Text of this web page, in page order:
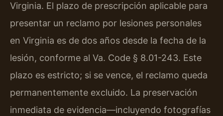
Virginia. El plazo de prescripción aplicable para
presentar un reclamo por lesiones personales
en Virginia es de dos años desde la fecha de la
lesión, conforme al Va. Code § 8.01-243. Este
plazo es estricto; si se vence, el reclamo queda
permanentemente excluido. La preservación
inmediata de evidencia—incluyendo fotografías